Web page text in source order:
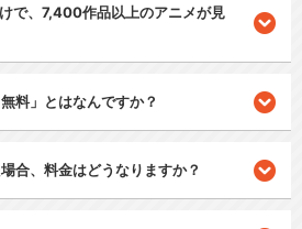
で、7,400作品以上のアニメが見
料」とはなんですか？
合、料金はどうなりますか？